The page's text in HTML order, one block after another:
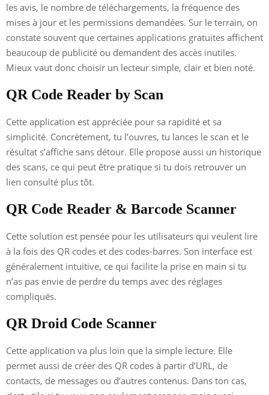
les avis, le nombre de téléchargements, la fréquence des
mises à jour et les permissions demandées. Sur le terrain, on
constate souvent que certaines applications gratuites affichent
beaucoup de publicité ou demandent des accès inutiles.
Mieux vaut donc choisir un lecteur simple, clair et bien noté.
QR Code Reader by Scan
Cette application est appréciée pour sa rapidité et sa
simplicité. Concrètement, tu l’ouvres, tu lances le scan et le
résultat s’affiche sans détour. Elle propose aussi un historique
des scans, ce qui peut être pratique si tu dois retrouver un
lien consulté plus tôt.
QR Code Reader & Barcode Scanner
Cette solution est pensée pour les utilisateurs qui veulent lire
à la fois des QR codes et des codes-barres. Son interface est
généralement intuitive, ce qui facilite la prise en main si tu
n’as pas envie de perdre du temps avec des réglages
compliqués.
QR Droid Code Scanner
Cette application va plus loin que la simple lecture. Elle
permet aussi de créer des QR codes à partir d’URL, de
contacts, de messages ou d’autres contenus. Dans ton cas,